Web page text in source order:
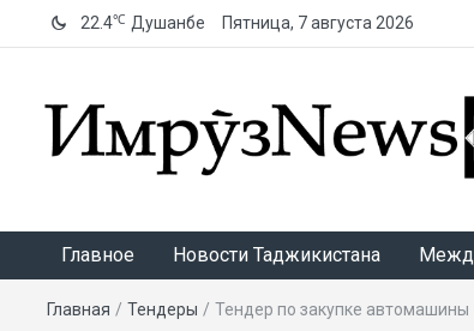
22.4℃ Душанбе Пятница, 7 августа 2026
Главное Новости Таджикистана
Главная / Тендеры / Тендер по закупке автомашины